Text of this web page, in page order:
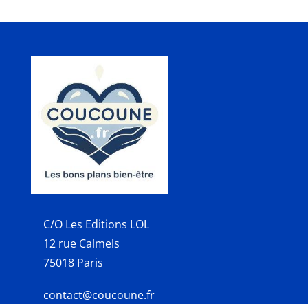
C/O Les Editions LOL
12 rue Calmels
75018 Paris
contact@coucoune.fr